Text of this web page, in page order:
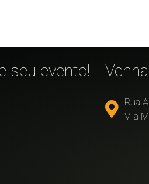
seu evento!
Rua
Vila